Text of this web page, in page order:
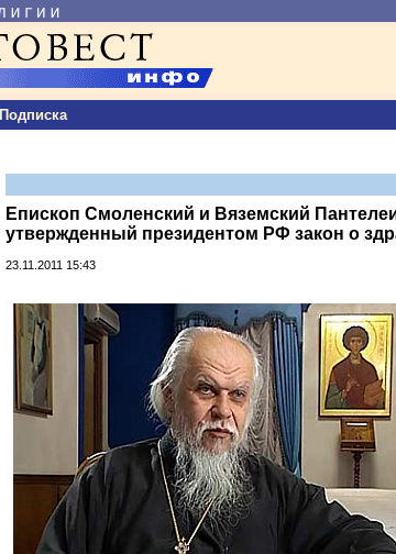
Подписка
Епископ Смоленский и Вяземский
утвержденный президентом РФ закон о
23.11.2011 15:43